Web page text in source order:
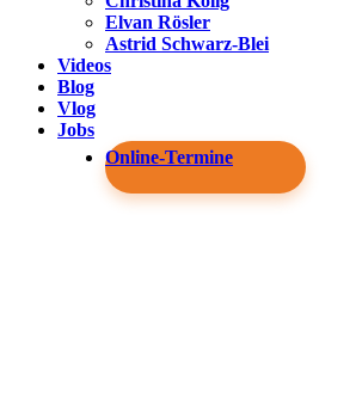
Elvan Rösler
Astrid Schwarz-Blei
Videos
Blog
Vlog
Jobs
Online-Termine